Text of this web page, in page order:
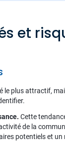
et
le plus attractif,
Cette
de la
potentiels et un